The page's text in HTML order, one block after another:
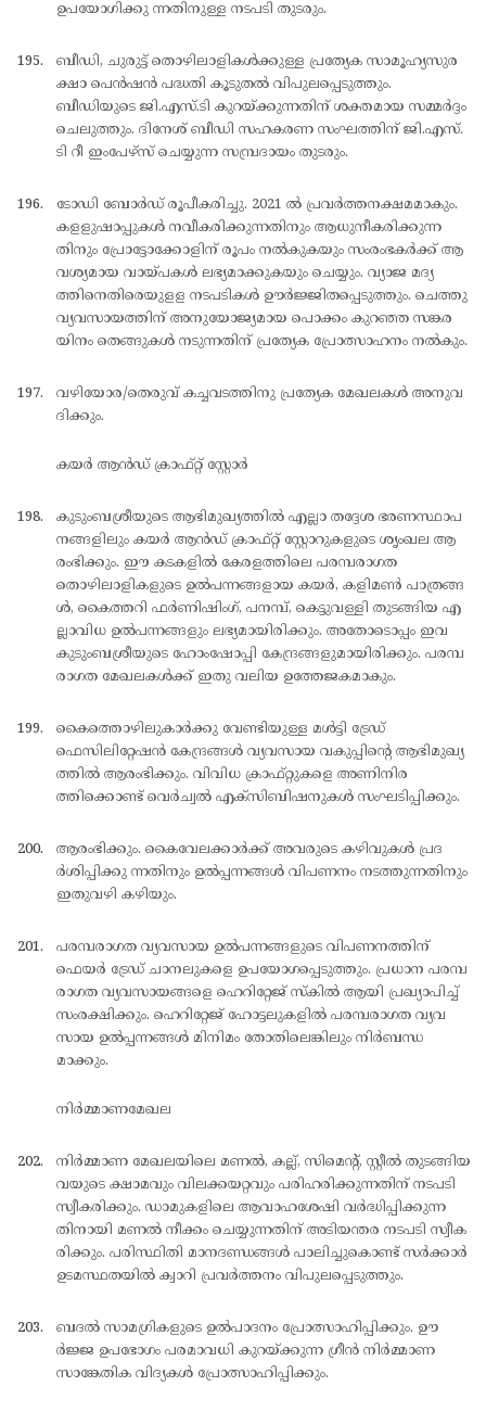
ഉപയോഗിക്കു ന്നതിനുള്ള നടപടി തുടരും.
ബീഡി, ചുരുട്ട് തൊഴിലാളികള്‍ക്കുള്ള പ്രത്യേക സാമൂഹ്യസുര
ക്ഷാ പെന്‍ഷന്‍ പദ്ധതി കൂടുതല്‍ വിപുലപ്പെടുത്തും.
ബീഡിയുടെ ജി.എസ്.ടി കുറയ്ക്കുന്നതിന് ശക്തമായ സമ്മര്‍ദ്ദം
ചെലുത്തും. ദിനേശ് ബീഡി സഹകരണ സംഘത്തിന് ജി.എസ്.
ടി റീ ഇംപേഴ്സ് ചെയ്യുന്ന സമ്പ്രദായം തുടരും.
ടോഡി ബോര്‍ഡ് രൂപീകരിച്ചു. 2021 ല്‍ പ്രവര്‍ത്തനക്ഷമമാകും.
കളളുഷാപ്പുകള്‍ നവീകരിക്കുന്നതിനും ആധുനീകരിക്കുന്ന
തിനും പ്രോട്ടോക്കോളിന് രൂപം നല്‍കുകയും സംരംഭകര്‍ക്ക് ആ
വശ്യമായ വായ്പകള്‍ ലഭ്യമാക്കുകയും ചെയ്യും. വ്യാജ മദ്യ
ത്തിനെതിരെയുളള നടപടികള്‍ ഊര്‍ജ്ജിതപ്പെടുത്തും. ചെത്തു
വ്യവസായത്തിന് അനുയോജ്യമായ പൊക്കം കുറഞ്ഞ സങ്കര
യിനം തെങ്ങുകള്‍ നടുന്നതിന് പ്രത്യേക പ്രോത്സാഹനം നല്‍കും.
വഴിയോര/തെരുവ് കച്ചവടത്തിനു പ്രത്യേക മേഖലകള്‍ അനുവ
ദിക്കും.
കയര്‍ ആന്‍ഡ് ക്രാഫ്റ്റ് സ്റ്റോര്‍
കുടുംബശ്രീയുടെ ആഭിമുഖ്യത്തില്‍ എല്ലാ തദ്ദേശ ഭരണസ്ഥാപ
നങ്ങളിലും കയര്‍ ആന്‍ഡ് ക്രാഫ്റ്റ് സ്റ്റോറുകളുടെ ശൃംഖല ആ
രംഭിക്കും. ഈ കടകളില്‍ കേരളത്തിലെ പരമ്പരാഗത
തൊഴിലാളികളുടെ ഉല്‍പന്നങ്ങളായ കയര്‍, കളിമണ്‍ പാത്രങ്ങ
ള്‍, കൈത്തറി ഫര്‍ണിഷിംഗ്, പനമ്പ്, കെട്ടുവള്ളി തുടങ്ങിയ എ
ല്ലാവിധ ഉല്‍പന്നങ്ങളും ലഭ്യമായിരിക്കും. അതോടൊപ്പം ഇവ
കുടുംബശ്രീയുടെ ഹോംഷോപ്പി കേന്ദ്രങ്ങളുമായിരിക്കും. പരമ്പ
രാഗത മേഖലകള്‍ക്ക് ഇതു വലിയ ഉത്തേജകമാകും.
കൈത്തൊഴിലുകാര്‍ക്കു വേണ്ടിയുള്ള മള്‍ട്ടി ട്രേഡ്
ഫെസിലിറ്റേഷന്‍ കേന്ദ്രങ്ങള്‍ വ്യവസായ വകുപ്പിന്റെ ആഭിമുഖ്യ
ത്തില്‍ ആരംഭിക്കും. വിവിധ ക്രാഫ്റ്റുകളെ അണിനിര
ത്തിക്കൊണ്ട് വെര്‍ച്വല്‍ എക്സിബിഷനുകള്‍ സംഘടിപ്പിക്കും.
ആരംഭിക്കും. കൈവേലക്കാര്‍ക്ക് അവരുടെ കഴിവുകള്‍ പ്രദ
ര്‍ശിപ്പിക്കു ന്നതിനും ഉല്‍പ്പന്നങ്ങള്‍ വിപണനം നടത്തുന്നതിനും
ഇതുവഴി കഴിയും.
പരമ്പരാഗത വ്യവസായ ഉല്‍പന്നങ്ങളുടെ വിപണനത്തിന്
ഫെയര്‍ ട്രേഡ് ചാനലുകളെ ഉപയോഗപ്പെടുത്തും. പ്രധാന പരമ്പ
രാഗത വ്യവസായങ്ങളെ ഹെറിറ്റേജ് സ്കില്‍ ആയി പ്രഖ്യാപിച്ച്
സംരക്ഷിക്കും. ഹെറിറ്റേജ് ഹോട്ടലുകളില്‍ പരമ്പരാഗത വ്യവ
സായ ഉല്‍പ്പന്നങ്ങള്‍ മിനിമം തോതിലെങ്കിലും നിര്‍ബന്ധ
മാക്കും.
നിര്‍മ്മാണമേഖല
നിര്‍മ്മാണ മേഖലയിലെ മണല്‍, കല്ല്, സിമെന്റ്, സ്റ്റീല്‍ തുടങ്ങിയ
വയുടെ ക്ഷാമവും വിലക്കയറ്റവും പരിഹരിക്കുന്നതിന് നടപടി
സ്വീകരിക്കും. ഡാമുകളിലെ ആവാഹശേഷി വര്‍ദ്ധിപ്പിക്കുന്ന
തിനായി മണല്‍ നീക്കം ചെയ്യുന്നതിന് അടിയന്തര നടപടി സ്വീക
രിക്കും. പരിസ്ഥിതി മാനദണ്ഡങ്ങള്‍ പാലിച്ചുകൊണ്ട് സര്‍ക്കാര്‍
ഉടമസ്ഥതയില്‍ ക്വാറി പ്രവര്‍ത്തനം വിപുലപ്പെടുത്തും.
ബദല്‍ സാമഗ്രികളുടെ ഉല്‍പാദനം പ്രോത്സാഹിപ്പിക്കും. ഊ
ര്‍ജ്ജ ഉപഭോഗം പരമാവധി കുറയ്ക്കുന്ന ഗ്രീന്‍ നിര്‍മ്മാണ
സാങ്കേതിക വിദ്യകള്‍ പ്രോത്സാഹിപ്പിക്കും.